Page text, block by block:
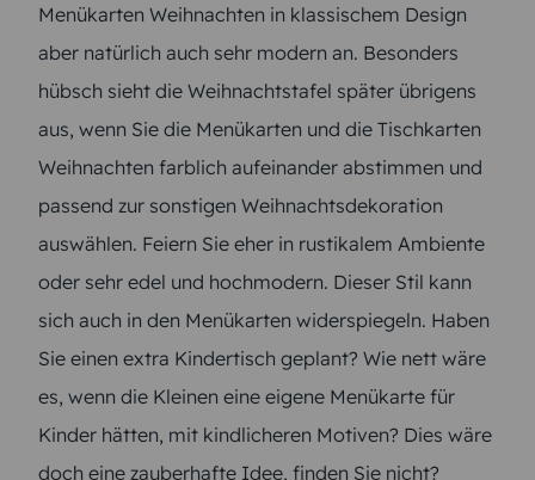
Menükarten Weihnachten in klassischem Design
aber natürlich auch sehr modern an. Besonders
hübsch sieht die Weihnachtstafel später übrigens
aus, wenn Sie die Menükarten und die Tischkarten
Weihnachten farblich aufeinander abstimmen und
passend zur sonstigen Weihnachtsdekoration
auswählen. Feiern Sie eher in rustikalem Ambiente
oder sehr edel und hochmodern. Dieser Stil kann
sich auch in den Menükarten widerspiegeln. Haben
Sie einen extra Kindertisch geplant? Wie nett wäre
es, wenn die Kleinen eine eigene Menükarte für
Kinder hätten, mit kindlicheren Motiven? Dies wäre
doch eine zauberhafte Idee, finden Sie nicht?